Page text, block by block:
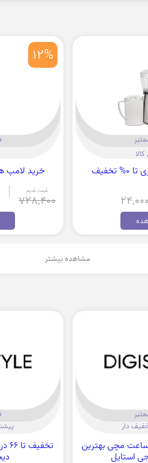
12%
خرید لامپ هالوژن
قیمت قدیم
728,400
مشاهده بیشتر
دار
درصد ساعت مچی بهترین
استایل